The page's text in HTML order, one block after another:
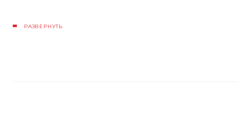
РАЗВЕРНУТЬ